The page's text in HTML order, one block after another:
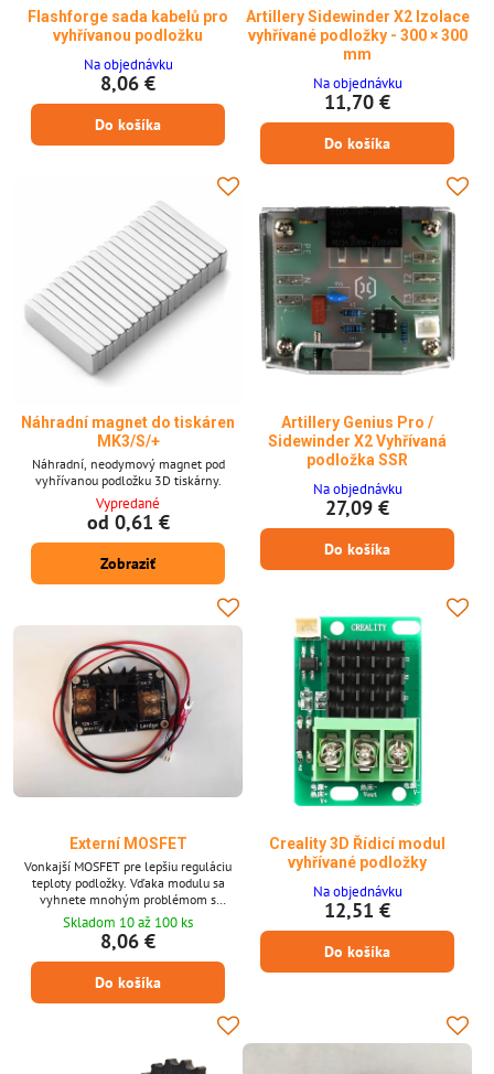
Flashforge sada kabelů pro
vyhřívanou podložku
Na objednávku
8,06 €
Do košíka
Artillery Sidewinder X2 Izolace
vyhřívané podložky - 300 × 300
mm
Na objednávku
11,70 €
Do košíka
Náhradní magnet do tiskáren
MK3/S/+
Náhradní, neodymový magnet pod
vyhřívanou podložku 3D tiskárny.
Vypredané
od 0,61 €
Zobraziť
Artillery Genius Pro /
Sidewinder X2 Vyhřívaná
podložka SSR
Na objednávku
27,09 €
Do košíka
Externí MOSFET
Vonkajší MOSFET pre lepšiu reguláciu
teploty podložky. Vďaka modulu sa
vyhnete mnohým problémom s
zahrievaním. Maximálny prúd 30A.
Použitie pre 12 - 50 V.
Skladom 10 až 100 ks
8,06 €
Do košíka
Creality 3D Řídicí modul
vyhřívané podložky
Na objednávku
12,51 €
Do košíka